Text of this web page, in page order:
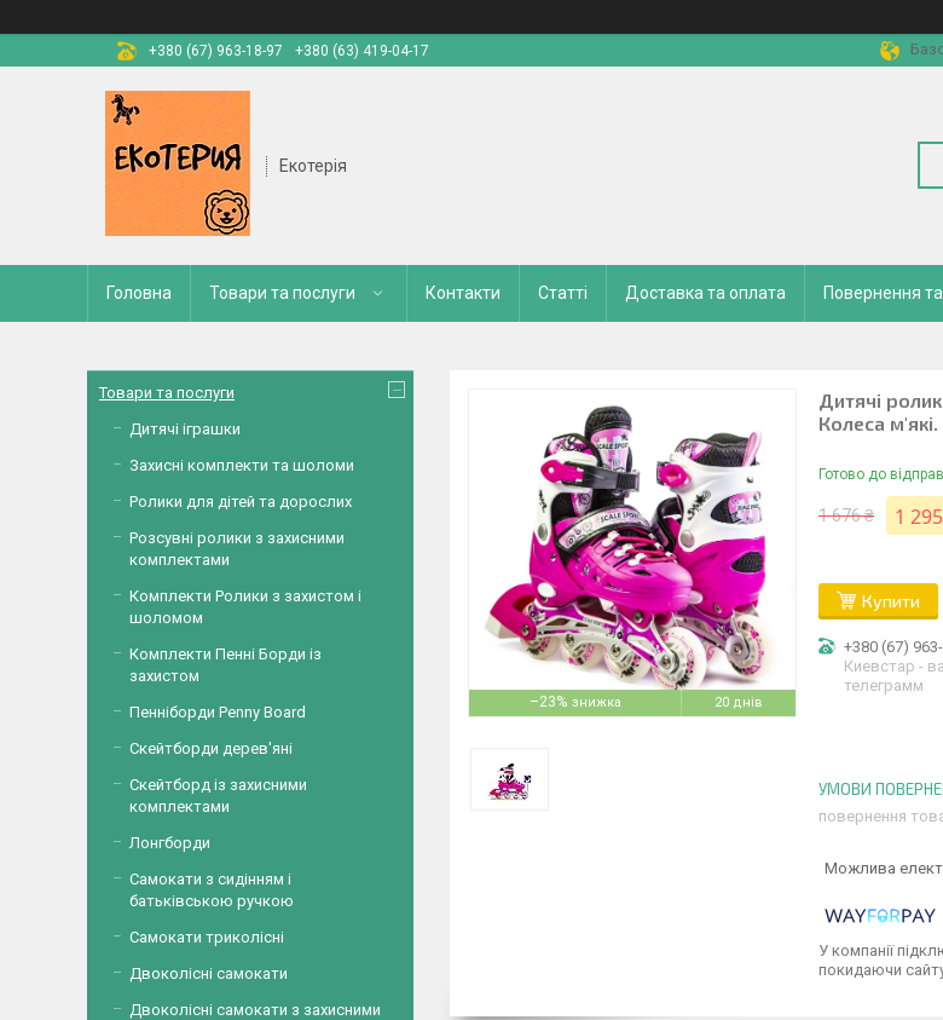
+380 (67) 963-18-97
+380 (63) 419-04-17
Екотерія
Головна Товари та послуги Контакти Статті Доставка та оплата Повернення
–23% 20 днів
Дитячі
Колеса
Готово до
1 676 ₴ 1
Купити
+380 (67)
Киевстар -
телеграмм
повернення
У компанії
покидаючи
Товари та послуги
Дитячі іграшки
Захисні комплекти та шоломи
Ролики для дітей та дорослих
Розсувні ролики з захисними
комплектами
Комплекти Ролики з захистом і
шоломом
Комплекти Пенні Борди із
захистом
Пенніборди Penny Board
Скейтборди дерев'яні
Скейтборд із захисними
комплектами
Лонгборди
Самокати з сидінням і
батьківською ручкою
Самокати триколісні
Двоколісні самокати
Двоколісні самокати з захисними